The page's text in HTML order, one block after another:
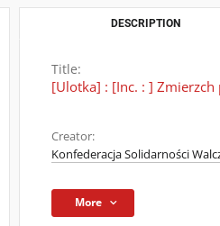
DESCRIPTION
Title:
[Ulotka] : [Inc. : ]
Creator:
Konfederacja Solidarności
More